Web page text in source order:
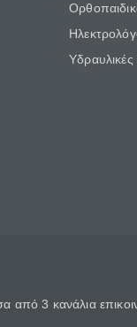
Υδραυλικές
3 κανάλια